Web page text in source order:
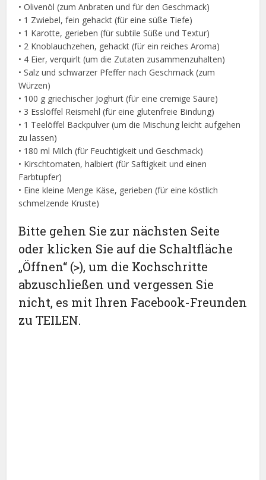
• Olivenöl (zum Anbraten und für den Geschmack)
• 1 Zwiebel, fein gehackt (für eine süße Tiefe)
• 1 Karotte, gerieben (für subtile Süße und Textur)
• 2 Knoblauchzehen, gehackt (für ein reiches Aroma)
• 4 Eier, verquirlt (um die Zutaten zusammenzuhalten)
• Salz und schwarzer Pfeffer nach Geschmack (zum
Würzen)
• 100 g griechischer Joghurt (für eine cremige Säure)
• 3 Esslöffel Reismehl (für eine glutenfreie Bindung)
• 1 Teelöffel Backpulver (um die Mischung leicht aufgehen
zu lassen)
• 180 ml Milch (für Feuchtigkeit und Geschmack)
• Kirschtomaten, halbiert (für Saftigkeit und einen
Farbtupfer)
• Eine kleine Menge Käse, gerieben (für eine köstlich
schmelzende Kruste)
Bitte gehen Sie zur nächsten Seite
oder klicken Sie auf die Schaltfläche
„Öffnen“ (>), um die Kochschritte
abzuschließen und vergessen Sie
nicht, es mit Ihren Facebook-Freunden
zu TEILEN.